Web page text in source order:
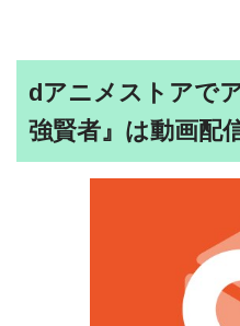
dアニメストアで
強賢者』は動画配